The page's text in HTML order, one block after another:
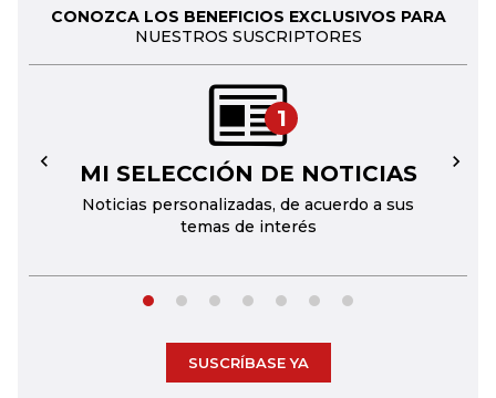
CONOZCA LOS BENEFICIOS EXCLUSIVOS PARA
NUESTROS SUSCRIPTORES
1
MI SELECCIÓN DE NOTICIAS
Noticias personalizadas, de acuerdo a sus
temas de interés
← →
SUSCRÍBASE YA